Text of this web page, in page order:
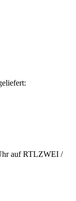
auf RTLZWEI /